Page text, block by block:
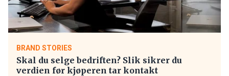
BRAND STORIES
Skal du selge bedriften? Slik sikrer du
verdien før kjøperen tar kontakt